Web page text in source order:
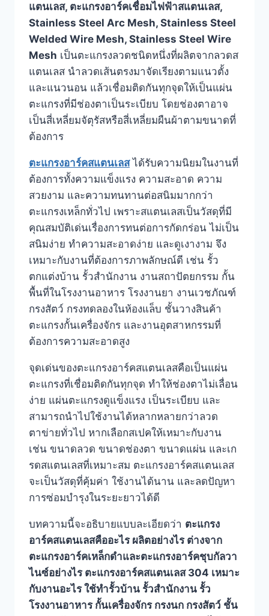
แตนเลส, ตะแกรงอาร์คเชื่อมไฟฟ้าสแตนเลส,
Stainless Steel Arc Mesh, Stainless Steel
Welded Wire Mesh, Stainless Steel Wire
Mesh เป็นตะแกรงลวดชนิดหนึ่งที่ผลิตจากลวดส
แตนเลส นำลวดเส้นตรงมาจัดเรียงตามแนวตั้ง
และแนวนอน แล้วเชื่อมติดกันทุกจุดให้เป็นแผ่น
ตะแกรงที่มีช่องตาเป็นระเบียบ โดยช่องตาอาจ
เป็นสี่เหลี่ยมจัตุรัสหรือสี่เหลี่ยมผืนผ้าตามขนาดที่
ต้องการ
ตะแกรงอาร์คสแตนเลสได้รับความนิยมในงานที่
ต้องการทั้งความแข็งแรง ความสะอาด ความ
สวยงาม และความทนทานต่อสนิมมากกว่า
ตะแกรงเหล็กทั่วไป เพราะสแตนเลสเป็นวัสดุที่มี
คุณสมบัติเด่นเรื่องการทนต่อการกัดกร่อน ไม่เป็น
สนิมง่าย ทำความสะอาดง่าย และดูเงางาม จึง
เหมาะกับงานที่ต้องการภาพลักษณ์ดี เช่น รั้ว
ตกแต่งบ้าน รั้วสำนักงาน งานสถาปัตยกรรม กั้น
พื้นที่ในโรงงานอาหาร โรงงานยา งานเวชภัณฑ์
กรงสัตว์ กรงทดลองในห้องแล็บ ชั้นวางสินค้า
ตะแกรงกั้นเครื่องจักร และงานอุตสาหกรรมที่
ต้องการความสะอาดสูง
จุดเด่นของตะแกรงอาร์คสแตนเลสคือเป็นแผ่น
ตะแกรงที่เชื่อมติดกันทุกจุด ทำให้ช่องตาไม่เลื่อน
ง่าย แผ่นตะแกรงดูแข็งแรง เป็นระเบียบ และ
สามารถนำไปใช้งานได้หลากหลายกว่าลวด
ตาข่ายทั่วไป หากเลือกสเปคให้เหมาะกับงาน
เช่น ขนาดลวด ขนาดช่องตา ขนาดแผ่น และเก
รดสแตนเลสที่เหมาะสม ตะแกรงอาร์คสแตนเลส
จะเป็นวัสดุที่คุ้มค่า ใช้งานได้นาน และลดปัญหา
การซ่อมบำรุงในระยะยาวได้ดี
บทความนี้จะอธิบายแบบละเอียดว่า ตะแกรง
อาร์คสแตนเลสคืออะไร ผลิตอย่างไร ต่างจาก
ตะแกรงอาร์คเหล็กดำและตะแกรงอาร์คชุบกัลวา
ไนซ์อย่างไร ตะแกรงอาร์คสแตนเลส 304 เหมาะ
กับงานอะไร ใช้ทำรั้วบ้าน รั้วสำนักงาน รั้ว
โรงงานอาหาร กั้นเครื่องจักร กรงนก กรงสัตว์ ชั้น